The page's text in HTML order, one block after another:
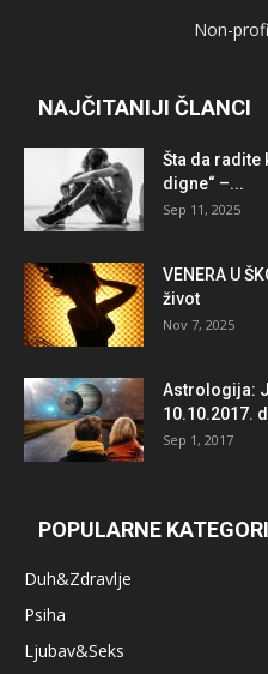
Non-
NAJČITANIJI ČLANCI
Šta da radite
digne“ –...
Sep 11, 2025
VENERA U
život
Nov 7, 2025
Astrologija:
10.10.2017.
Sep 1, 2017
POPULARNE
Duh&Zdravlje
Psiha
Ljubav&Seks